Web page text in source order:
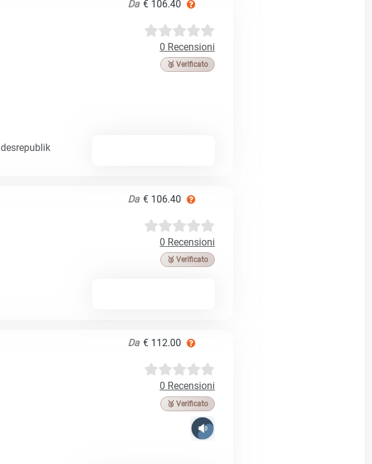
Da € 106.40
0 Recensioni
🥉 Verificato
Da € 106.40
0 Recensioni
🥉 Verificato
Da € 112.00
0 Recensioni
🥉 Verificato